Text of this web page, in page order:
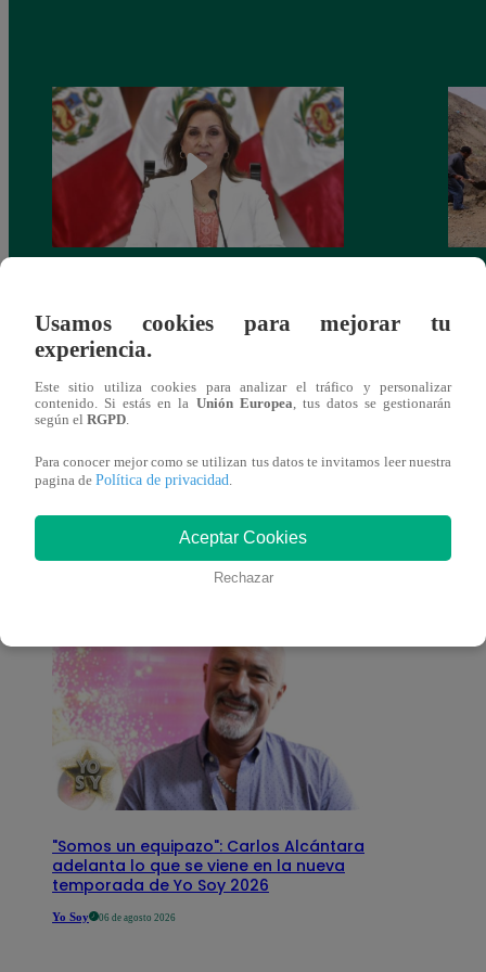
salario presidencial se aplique desde 2026
También te puede
interesar
"Somos un equipazo": Carlos Alcántara
adelanta lo que se viene en la nueva
temporada de Yo Soy 2026
Yo Soy 06 de agosto 2026
Usamos cookies para mejorar tu
experiencia.
Este sitio utiliza cookies para analizar el tráfico y personalizar
contenido. Si estás en la Unión Europea, tus datos se gestionarán
según el RGPD.
Para conocer mejor como se utilizan tus datos te invitamos leer nuestra
pagina de Política de privacidad.
Aceptar Cookies
Rechazar